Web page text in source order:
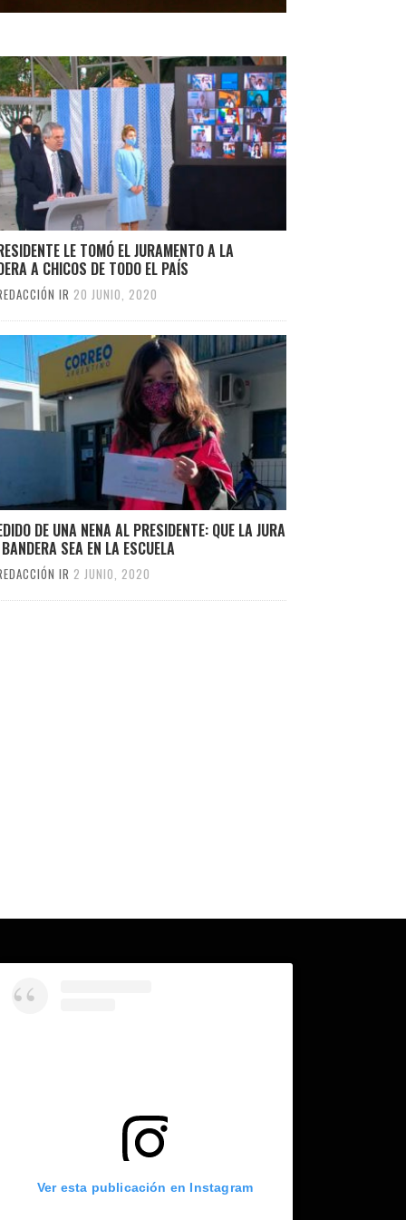
LE TOMÓ EL JURAMENTO A LA
A CHICOS DE TODO EL PAÍS
IR 20 JUNIO, 2020
DE UNA NENA AL PRESIDENTE: QUE LA JURA
SEA EN LA ESCUELA
IR 2 JUNIO, 2020
Ver esta publicación en Instagram